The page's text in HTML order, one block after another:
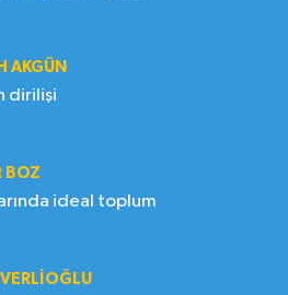
AKGÜN
dirilişi
BOZ
ideal toplum